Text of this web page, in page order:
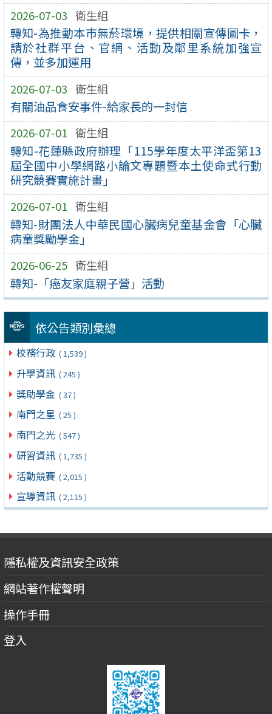
2026-07-03 衛生組
轉知-為推動本市無菸環境，提供相關宣傳圖卡，
請於社群平台、官網、活動及鄰里系統加強宣
傳，並多加運用
2026-07-03 衛生組
有關油品食安事件-給家長的一封信
2026-07-01 衛生組
轉知-花蓮縣政府辦理「115學年度太平洋盃第13
屆全國中小學網路小論文專題暨本土使命式行動
研究競賽實施計畫」
2026-07-01 衛生組
轉知-財團法人中華民國心臟病兒童基金會「心臟
病童獎勵學金」
2026-06-25 衛生組
轉知-「癌友家庭親子營」活動
依公告類別彙總
校務行政 ( 1,539 )
升學資訊 ( 245 )
獎助學金 ( 37 )
南門之星 ( 25 )
南門之光 ( 547 )
研習資訊 ( 1,735 )
活動競賽 ( 2,015 )
宣導資訊 ( 2,115 )
隱私權及資訊安全政策
網站著作權聲明
操作手冊
登入